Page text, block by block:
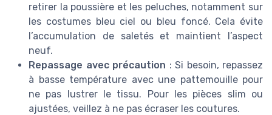
retirer la poussière et les peluches, notamment sur
les costumes bleu ciel ou bleu foncé. Cela évite
l’accumulation de saletés et maintient l’aspect
neuf.
Repassage avec précaution : Si besoin, repassez
à basse température avec une pattemouille pour
ne pas lustrer le tissu. Pour les pièces slim ou
ajustées, veillez à ne pas écraser les coutures.